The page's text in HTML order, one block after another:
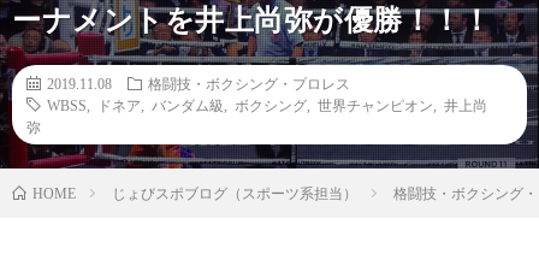
ーナメントを井上尚弥が優勝！！！
2019.11.08
格闘技・ボクシング・プロレス
WBSS
ドネア バンダム級 ボクシング 世界チャンピオン
井上尚
弥
HOME じょびスポブログ（スポーツ系担当） 格闘技・ボクシング